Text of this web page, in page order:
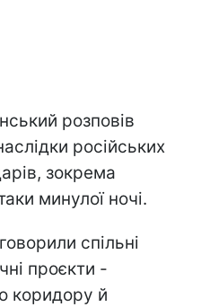
розповів
російських
зокрема
минулої ночі.
спільні
проєкти -
коридору й